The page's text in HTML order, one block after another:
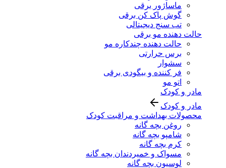
ماساژور برقی
گوش پاک کن برقی
تب سنج دیجیتالی
حالت دهنده مو برقی
حالت دهنده چندکاره مو
برس حرارتی
سشوار
فر کننده و بیگودی برقی
اتو مو
مادر و کودک
مادر و کودک
محصولات بهداشت و مراقبت کودک
روغن بچه گانه
شامپو بچه گانه
کرم بچه گانه
مسواک و خمیردندان بچه گانه
لوسیون بچه گانه